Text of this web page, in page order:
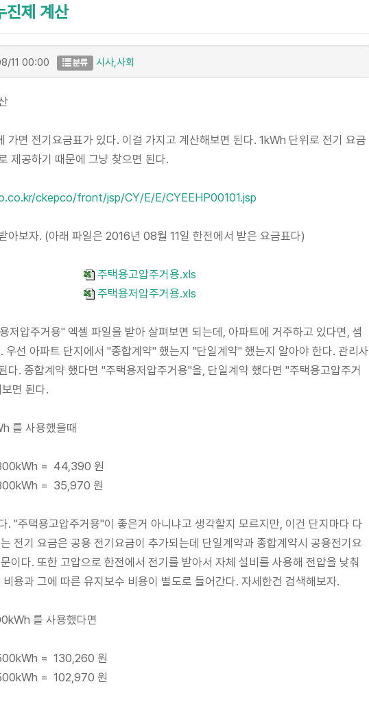
진제 계산
11 00:00 분류 시사,사회
가면 전기요금표가 있다. 이걸 가지고 계산해보면 된다. 1kWh 단위로 전기 요금
제공하기 때문에 그냥 찾으면 된다.
ckepco/front/jsp/CY/E/E/CYEEHP00101.jsp
아보자. (아래 파일은 2016년 08월 11일 한전에서 받은 요금표다)
주택용고압주거용.xls
주택용저압주거용.xls
저압주거용" 엑셀 파일을 받아 살펴보면 되는데, 아파트에 거주하고 있다면, 셈
우선 아파트 단지에서 "종합계약" 했는지 "단일계약" 했는지 알아야 한다. 관리사
다. 종합계약 했다면 "주택용저압주거용"을, 단일계약 했다면 "주택용고압주거
면 된다.
를 사용했을때
= 44,390 원
= 35,970 원
. "주택용고압주거용"이 좋은거 아니냐고 생각할지 모르지만, 이건 단지마다 다
전기 요금은 공용 전기요금이 추가되는데 단일계약과 종합계약시 공용전기요
이다. 또한 고압으로 한전에서 전기를 받아서 자체 설비를 사용해 전압을 낮춰
용과 그에 따른 유지보수 비용이 별도로 들어간다. 자세한건 검색해보자.
를 사용했다면
= 130,260 원
= 102,970 원